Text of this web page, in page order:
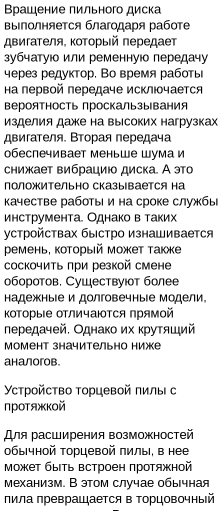
Вращение пильного диска
выполняется благодаря работе
двигателя, который передает
зубчатую или ременную передачу
через редуктор. Во время работы
на первой передаче исключается
вероятность проскальзывания
изделия даже на высоких нагрузках
двигателя. Вторая передача
обеспечивает меньше шума и
снижает вибрацию диска. А это
положительно сказывается на
качестве работы и на сроке службы
инструмента. Однако в таких
устройствах быстро изнашивается
ремень, который может также
соскочить при резкой смене
оборотов. Существуют более
надежные и долговечные модели,
которые отличаются прямой
передачей. Однако их крутящий
момент значительно ниже
аналогов.
Устройство торцевой пилы с
протяжкой
Для расширения возможностей
обычной торцевой пилы, в нее
может быть встроен протяжной
механизм. В этом случае обычная
пила превращается в торцовочный